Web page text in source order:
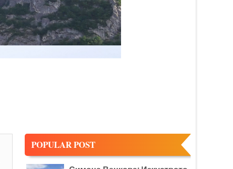
POPULAR POST